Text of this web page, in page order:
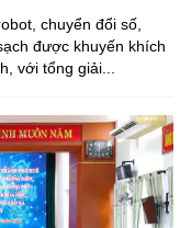
chuyển đổi số,
được khuyến khích
với tổng giải...